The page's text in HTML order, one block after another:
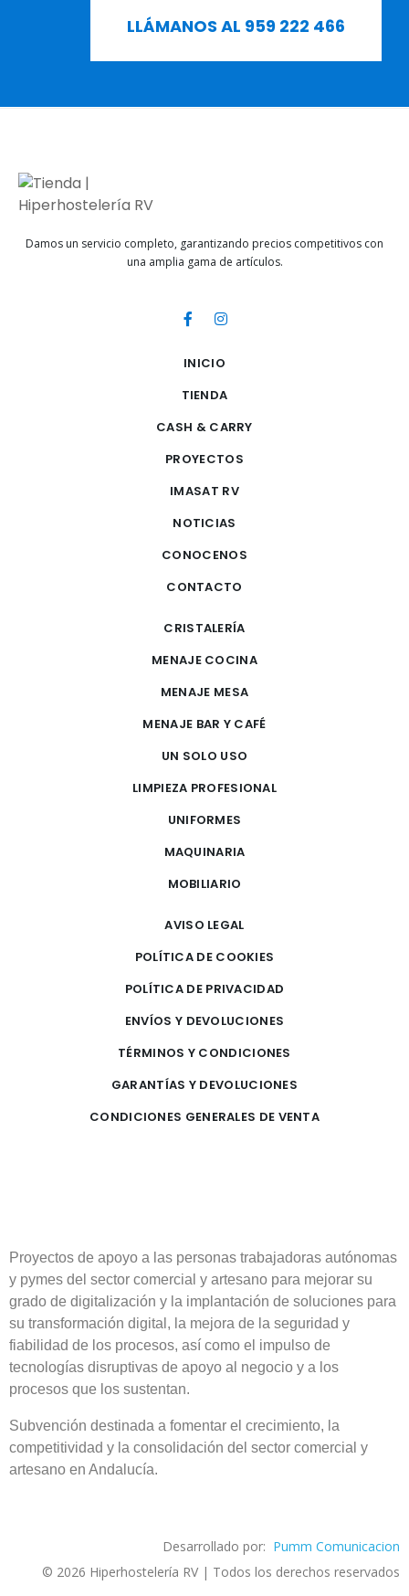
LLÁMANOS AL 959 222 466
Damos un servicio completo, garantizando precios competitivos con
una amplia gama de artículos.
INICIO
TIENDA
CASH & CARRY
PROYECTOS
IMASAT RV
NOTICIAS
CONOCENOS
CONTACTO
CRISTALERÍA
MENAJE COCINA
MENAJE MESA
MENAJE BAR Y CAFÉ
UN SOLO USO
LIMPIEZA PROFESIONAL
UNIFORMES
MAQUINARIA
MOBILIARIO
AVISO LEGAL
POLÍTICA DE COOKIES
POLÍTICA DE PRIVACIDAD
ENVÍOS Y DEVOLUCIONES
TÉRMINOS Y CONDICIONES
GARANTÍAS Y DEVOLUCIONES
CONDICIONES GENERALES DE VENTA
Proyectos de apoyo a las personas trabajadoras autónomas
y pymes del sector comercial y artesano para mejorar su
grado de digitalización y la implantación de soluciones para
su transformación digital, la mejora de la seguridad y
fiabilidad de los procesos, así como el impulso de
tecnologías disruptivas de apoyo al negocio y a los
procesos que los sustentan.
Subvención destinada a fomentar el crecimiento, la
competitividad y la consolidación del sector comercial y
artesano en Andalucía.
Desarrollado por: Pumm Comunicacion
© 2026 Hiperhostelería RV | Todos los derechos reservados